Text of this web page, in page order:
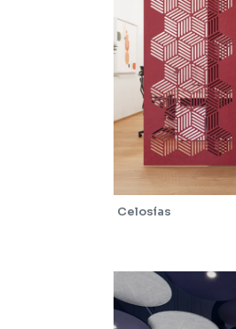
Celosías